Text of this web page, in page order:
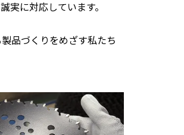
実に対応しています。
品づくりをめざす私たち